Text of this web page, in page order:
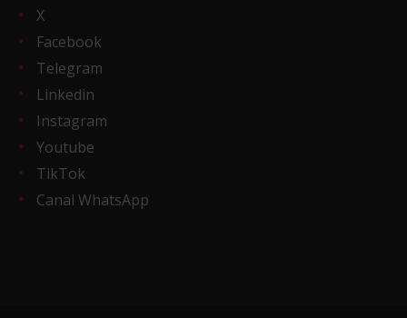
X
Facebook
Telegram
Linkedin
Instagram
Youtube
TikTok
Canal WhatsApp